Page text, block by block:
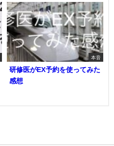
本音
研修医がEX予約を使ってみた
感想